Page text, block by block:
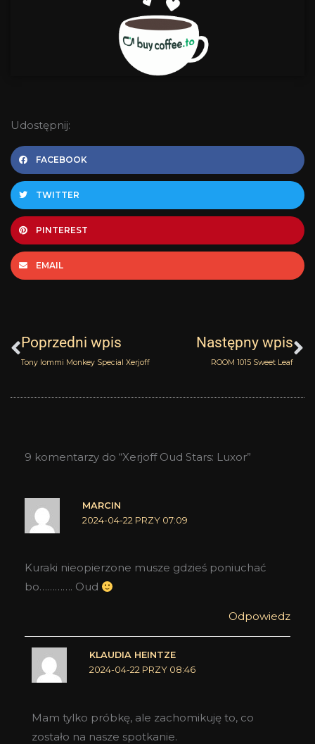
Udostępnij:
FACEBOOK
TWITTER
PINTEREST
EMAIL
Poprzedni wpis
Tony Iommi Monkey Special Xerjoff
Następny wpis
ROOM 1015 Sweet Leaf
9 komentarzy do “Xerjoff Oud Stars: Luxor”
MARCIN
2024-04-22 PRZY 07:09
Kuraki nieopierzone musze gdzieś poniuchać
bo…………. Oud
Odpowiedz
KLAUDIA HEINTZE
2024-04-22 PRZY 08:46
Mam tylko próbkę, ale zachomikuję to, co
zostało na nasze spotkanie.